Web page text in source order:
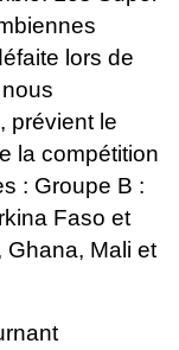
lors de
prévient le
la compétition
: Groupe B :
Faso et
Ghana, Mali et